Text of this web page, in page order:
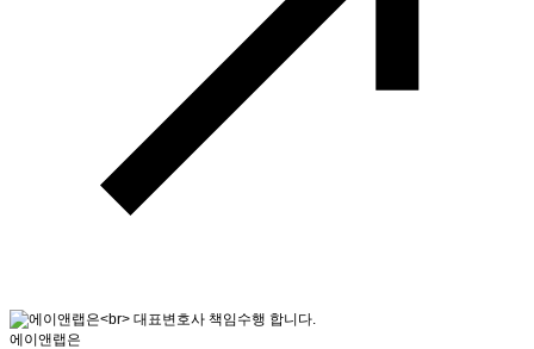
에이앤랩은